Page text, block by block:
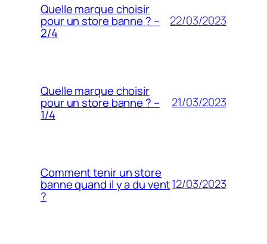
Quelle marque choisir
pour un store banne ? –
2/4
22/03/2023
Quelle marque choisir
pour un store banne ? –
1/4
21/03/2023
Comment tenir un store
banne quand il y a du vent
?
12/03/2023